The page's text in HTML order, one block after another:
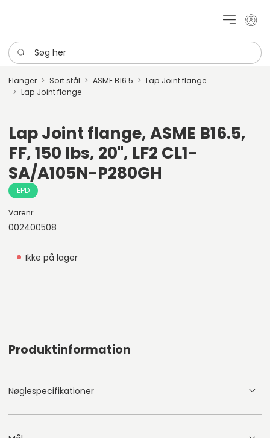
Mit
Søg her
Flanger Sort stål ASME B16.5
Lap Joint flange
Lap Joint flange
Lap Joint flange, ASME B16.5,
FF, 150 lbs, 20", LF2 CL1-
SA/A105N-P280GH
EPD
Varenr.
002400508
Ikke på lager
Produktinformation
Nøglespecifikationer